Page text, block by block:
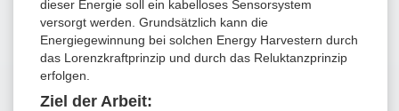
dieser Energie soll ein kabelloses Sensorsystem
versorgt werden. Grundsätzlich kann die
Energiegewinnung bei solchen Energy Harvestern durch
das Lorenzkraftprinzip und durch das Reluktanzprinzip
erfolgen.
Ziel der Arbeit: